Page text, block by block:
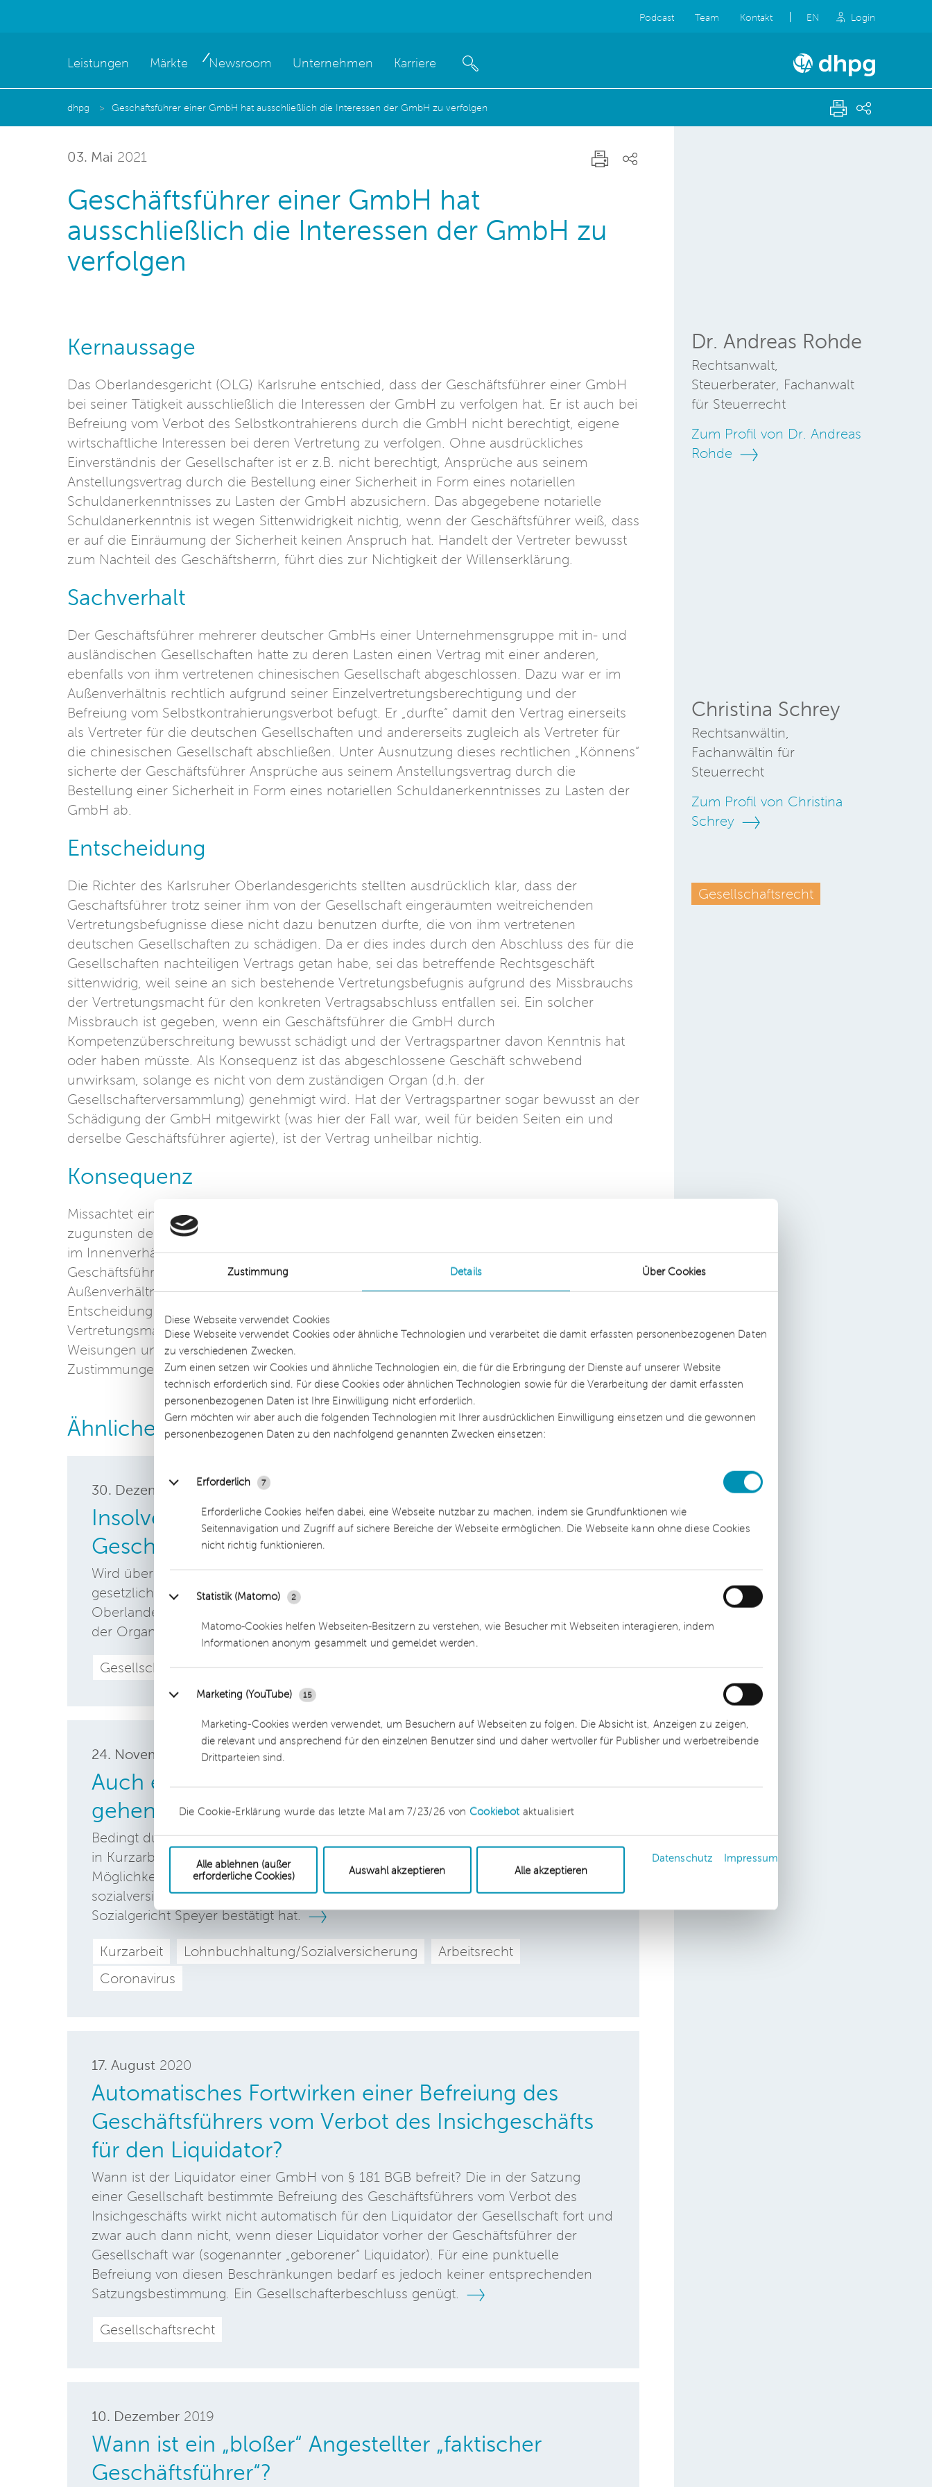
Zustimmung Details Über Cookies
Diese Webseite verwendet Cookies
Diese Webseite verwendet Cookies oder ähnliche Technologien und verarbeitet die damit erfassten personenbezogenen Daten
zu verschiedenen Zwecken.
Zum einen setzen wir Cookies und ähnliche Technologien ein, die für die Erbringung der Dienste auf unserer Website
technisch erforderlich sind. Für diese Cookies oder ähnlichen Technologien sowie für die Verarbeitung der damit erfassten
personenbezogenen Daten ist Ihre Einwilligung nicht erforderlich.
Gern möchten wir aber auch die folgenden Technologien mit Ihrer ausdrücklichen Einwilligung einsetzen und die gewonnen
personenbezogenen Daten zu den nachfolgend genannten Zwecken einsetzen:
Erforderlich 7
Erforderliche Cookies helfen dabei, eine Webseite nutzbar zu machen, indem sie Grundfunktionen wie
Seitennavigation und Zugriff auf sichere Bereiche der Webseite ermöglichen. Die Webseite kann ohne diese Cookies
nicht richtig funktionieren.
Statistik (Matomo) 2
Matomo-Cookies helfen Webseiten-Besitzern zu verstehen, wie Besucher mit Webseiten interagieren, indem
Informationen anonym gesammelt und gemeldet werden.
Marketing (YouTube) 15
Marketing-Cookies werden verwendet, um Besuchern auf Webseiten zu folgen. Die Absicht ist, Anzeigen zu zeigen,
die relevant und ansprechend für den einzelnen Benutzer sind und daher wertvoller für Publisher und werbetreibende
Drittparteien sind.
Die Cookie-Erklärung wurde das letzte Mal am 7/23/26 von Cookiebot aktualisiert
Alle ablehnen (außer
erforderliche Cookies)
Auswahl akzeptieren Alle akzeptieren
Datenschutz Impressum
Podcast Team Kontakt EN Login
Leistungen Märkte Newsroom Unternehmen Karriere
dhpg Geschäftsführer einer GmbH hat ausschließlich die Interessen der GmbH zu verfolgen
03. Mai 2021
Geschäftsführer einer GmbH hat
ausschließlich die Interessen der GmbH zu
verfolgen
Kernaussage
Das Oberlandesgericht (OLG) Karlsruhe entschied, dass der Geschäftsführer einer GmbH
bei seiner Tätigkeit ausschließlich die Interessen der GmbH zu verfolgen hat. Er ist auch bei
Befreiung vom Verbot des Selbstkontrahierens durch die GmbH nicht berechtigt, eigene
wirtschaftliche Interessen bei deren Vertretung zu verfolgen. Ohne ausdrückliches
Einverständnis der Gesellschafter ist er z.B. nicht berechtigt, Ansprüche aus seinem
Anstellungsvertrag durch die Bestellung einer Sicherheit in Form eines notariellen
Schuldanerkenntnisses zu Lasten der GmbH abzusichern. Das abgegebene notarielle
Schuldanerkenntnis ist wegen Sittenwidrigkeit nichtig, wenn der Geschäftsführer weiß, dass
er auf die Einräumung der Sicherheit keinen Anspruch hat. Handelt der Vertreter bewusst
zum Nachteil des Geschäftsherrn, führt dies zur Nichtigkeit der Willenserklärung.
Sachverhalt
Der Geschäftsführer mehrerer deutscher GmbHs einer Unternehmensgruppe mit in- und
ausländischen Gesellschaften hatte zu deren Lasten einen Vertrag mit einer anderen,
ebenfalls von ihm vertretenen chinesischen Gesellschaft abgeschlossen. Dazu war er im
Außenverhältnis rechtlich aufgrund seiner Einzelvertretungsberechtigung und der
Befreiung vom Selbstkontrahierungsverbot befugt. Er „durfte“ damit den Vertrag einerseits
als Vertreter für die deutschen Gesellschaften und andererseits zugleich als Vertreter für
die chinesischen Gesellschaft abschließen. Unter Ausnutzung dieses rechtlichen „Könnens“
sicherte der Geschäftsführer Ansprüche aus seinem Anstellungsvertrag durch die
Bestellung einer Sicherheit in Form eines notariellen Schuldanerkenntnisses zu Lasten der
GmbH ab.
Entscheidung
Die Richter des Karlsruher Oberlandesgerichts stellten ausdrücklich klar, dass der
Geschäftsführer trotz seiner ihm von der Gesellschaft eingeräumten weitreichenden
Vertretungsbefugnisse diese nicht dazu benutzen durfte, die von ihm vertretenen
deutschen Gesellschaften zu schädigen. Da er dies indes durch den Abschluss des für die
Gesellschaften nachteiligen Vertrags getan habe, sei das betreffende Rechtsgeschäft
sittenwidrig, weil seine an sich bestehende Vertretungsbefugnis aufgrund des Missbrauchs
der Vertretungsmacht für den konkreten Vertragsabschluss entfallen sei. Ein solcher
Missbrauch ist gegeben, wenn ein Geschäftsführer die GmbH durch
Kompetenzüberschreitung bewusst schädigt und der Vertragspartner davon Kenntnis hat
oder haben müsste. Als Konsequenz ist das abgeschlossene Geschäft schwebend
unwirksam, solange es nicht von dem zuständigen Organ (d.h. der
Gesellschafterversammlung) genehmigt wird. Hat der Vertragspartner sogar bewusst an der
Schädigung der GmbH mitgewirkt (was hier der Fall war, weil für beiden Seiten ein und
derselbe Geschäftsführer agierte), ist der Vertrag unheilbar nichtig.
Konsequenz
Missachtet ein Geschäftsführer gesellschaftsinterne Vorgaben (z.B. Zustimmungsvorbehalte
zugunsten der Gesellschafterversammlung), ist dies meistens „nur“ eine Pflichtverletzung
im Innenverhältnis, die ggf. eine Abberufung oder Schadensersatzpflichten des
Geschäftsführers nach sich ziehen kann. Auf die Wirksamkeit des Rechtsgeschäfts im
Außenverhältnis haben derlei Pflichtverstöße regelmäßig keine Auswirkungen. Die
Entscheidung zeigt allerdings, dass die Rechtslage bei einem sog. Missbrauch der
Vertretungsmacht anders aussehen kann. Geschäftsführern ist daher anzuraten, interne
Weisungen und Beschränkungen immer zu beachten und die notwendigen
Zustimmungen – notfalls auch nachträglich – zur eigenen Sicherheit schriftlich einzuholen.
Ähnliche Beiträge
30. Dezember 2020
Insolvenz einer GmbH: Unterliegt der
Geschäftsführer noch einem Wettbewerbsverbot?
Wird über das Vermögen einer GmbH das Insolvenzverfahren eröffnet, gilt das
gesetzliche Wettbewerbsverbot des Geschäftsführers weiter. Das Rostocker
Oberlandesgericht entschied, dass das Wettbewerbsverbot erst mit dem Verlust
der Organstellung, das heißt der Beendigung des Geschäftsführeramts, endet.
Gesellschaftsrecht
24. November 2020
Auch ein GmbH-Geschäftsführer kann in Kurzarbeit
gehen
Bedingt durch die Corona-Pandemie mussten viele Unternehmen ihre Mitarbeiter
in Kurzarbeit schicken, weil schlichtweg zu wenig Arbeit vorhanden war. Die
Möglichkeit zum Bezug des Kurzarbeitergeldes kann aber im Einzelfall auch für
sozialversicherungspflichtige Geschäftsführer einer GmbH oder UG gelten, wie das
Sozialgericht Speyer bestätigt hat.
Kurzarbeit Lohnbuchhaltung/Sozialversicherung
Arbeitsrecht
Coronavirus
17. August 2020
Automatisches Fortwirken einer Befreiung des
Geschäftsführers vom Verbot des Insichgeschäfts
für den Liquidator?
Wann ist der Liquidator einer GmbH von § 181 BGB befreit? Die in der Satzung
einer Gesellschaft bestimmte Befreiung des Geschäftsführers vom Verbot des
Insichgeschäfts wirkt nicht automatisch für den Liquidator der Gesellschaft fort und
zwar auch dann nicht, wenn dieser Liquidator vorher der Geschäftsführer der
Gesellschaft war (sogenannter „geborener“ Liquidator). Für eine punktuelle
Befreiung von diesen Beschränkungen bedarf es jedoch keiner entsprechenden
Satzungsbestimmung. Ein Gesellschafterbeschluss genügt.
Gesellschaftsrecht
10. Dezember 2019
Wann ist ein „bloßer“ Angestellter „faktischer
Geschäftsführer“?
Dr. Andreas Rohde
Rechtsanwalt,
Steuerberater, Fachanwalt
für Steuerrecht
Zum Profil von Dr. Andreas
Rohde
Christina Schrey
Rechtsanwältin,
Fachanwältin für
Steuerrecht
Zum Profil von Christina
Schrey
Gesellschaftsrecht